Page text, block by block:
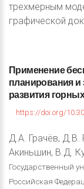
трехмерным
графической
Применение
планированияи
развития
https://doi.org/
Д.А. Грачёв, Д.В.
Акиньшин, В.Д.
Государственный
Российская